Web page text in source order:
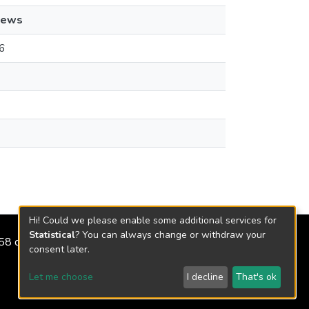
de 2018
Hi! Could we please enable some additional services for
Statistical? You can always change or withdraw your
consent later.
Let me choose I decline That's ok